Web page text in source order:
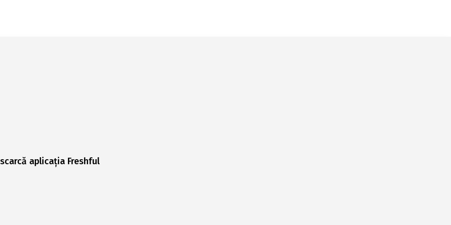
aplicația Freshful